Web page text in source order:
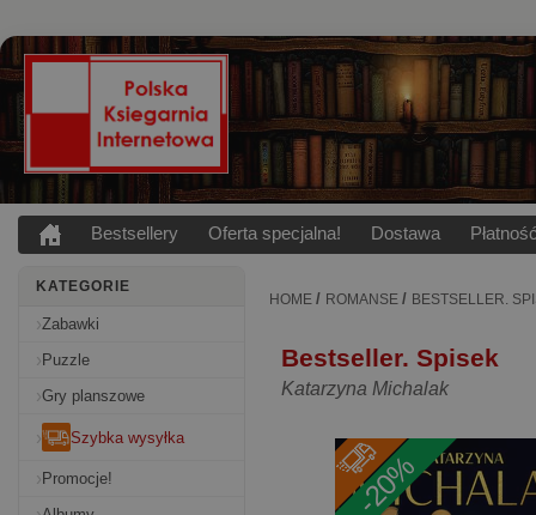
Bestsellery Oferta specjalna! Dostawa
KATEGORIE
Zabawki
Puzzle
Gry planszowe
Szybka wysyłka
Promocje!
HOME / ROMANSE / BESTSELLER.
Bestseller. Spisek
Katarzyna Michalak
-20%